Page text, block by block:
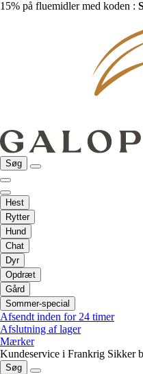
15% på fluemidler med koden :
Søg
Hest
Rytter
Hund
Chat
Dyr
Opdræt
Gård
Sommer-special
Afsendt inden for 24 timer
Afslutning af lager
Mærker
Kundeservice i Frankrig Sikker
Søg